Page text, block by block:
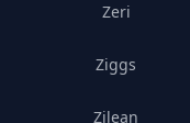
Zeri
Ziggs
Zilean